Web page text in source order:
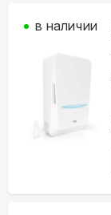
в наличии